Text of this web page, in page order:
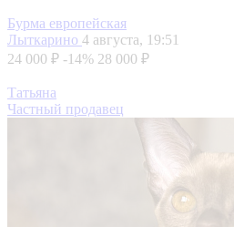
Бурма европейская
Лыткарино 4 августа, 19:51
24 000 ₽ -14% 28 000 ₽
Татьяна
Частный продавец